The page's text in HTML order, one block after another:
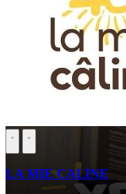
LA MIE CALINE